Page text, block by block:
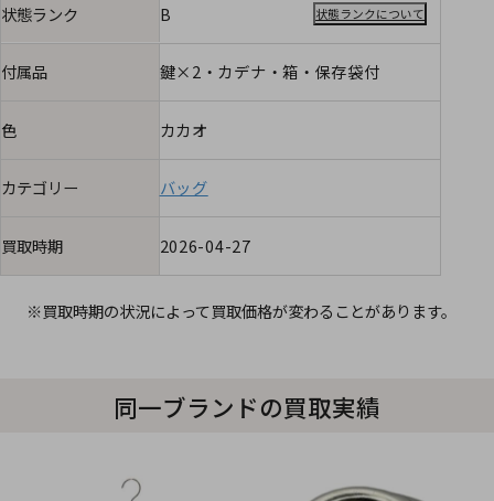
状態ランク
B 状態ランクについて
付属品 鍵×2・カデナ・箱・保存袋付
色 カカオ
カテゴリー バッグ
買取時期 2026-04-27
※買取時期の状況によって買取価格が変わることがあります。
同一ブランドの買取実績